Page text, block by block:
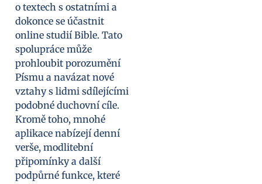
o textech s ostatními a
dokonce se účastnit
online studií Bible. Tato
spolupráce může
prohloubit porozumění
Písmu a navázat nové
vztahy s lidmi sdílejícími
podobné duchovní cíle.
Kromě toho, mnohé
aplikace nabízejí denní
verše, modlitební
připomínky a další
podpůrné funkce, které